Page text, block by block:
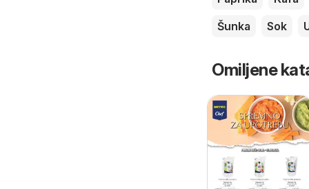
Šunka
Sok
Omiljene